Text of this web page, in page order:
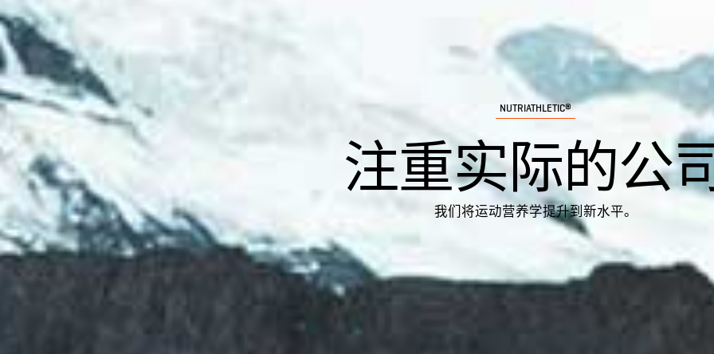
NUTRIATHLETIC®
注重实际的公
我们将运动营养学提升到新水平。